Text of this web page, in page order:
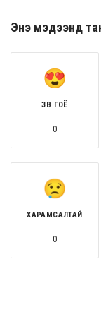
Энэ мэдээнд
ЗӨВ ГОЁ
0
ХАРАМСАЛТАЙ
0